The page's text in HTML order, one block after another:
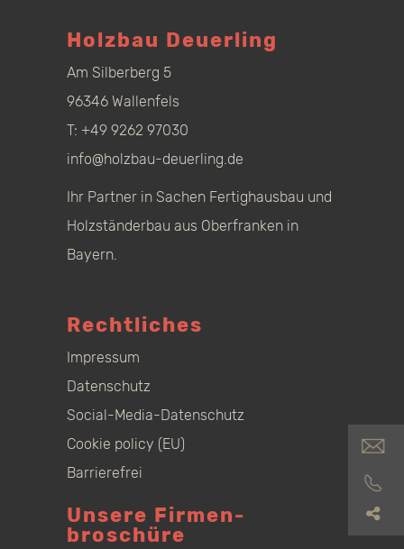
Holzbau Deuerling
Am Silberberg 5
96346 Wallenfels
T: +49 9262 97030
info@holzbau-deuerling.de
Ihr Partner in Sachen Fertighausbau und
Holzständerbau aus Oberfranken in
Bayern.
Rechtliches
Impressum
Datenschutz
Social-Media-Datenschutz
Cookie policy (EU)
Barrierefrei
Unsere Firmen­
broschüre